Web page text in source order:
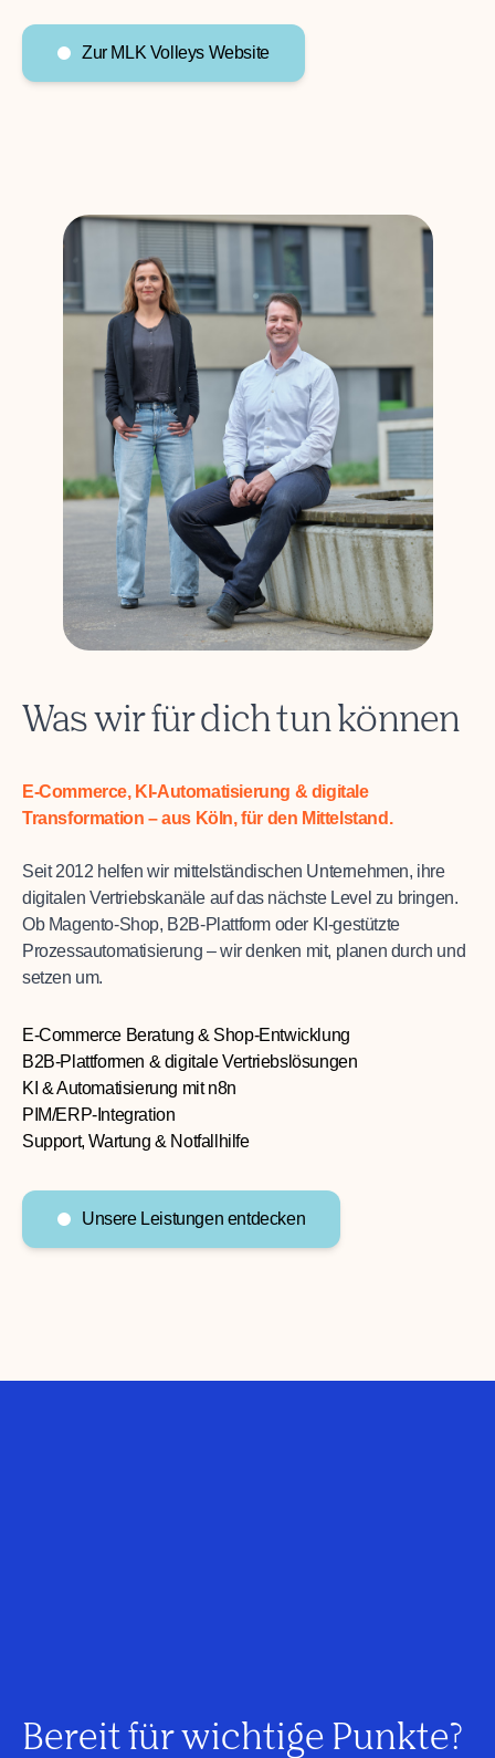
Zur MLK Volleys Website
Was wir für dich tun können
E-Commerce, KI-Automatisierung & digitale
Transformation – aus Köln, für den Mittelstand.
Seit 2012 helfen wir mittelständischen Unternehmen, ihre
digitalen Vertriebskanäle auf das nächste Level zu bringen.
Ob Magento-Shop, B2B-Plattform oder KI-gestützte
Prozessautomatisierung – wir denken mit, planen durch und
setzen um.
E-Commerce Beratung & Shop-Entwicklung
B2B-Plattformen & digitale Vertriebslösungen
KI & Automatisierung mit n8n
PIM/ERP-Integration
Support, Wartung & Notfallhilfe
Unsere Leistungen entdecken
Bereit für wichtige Punkte?